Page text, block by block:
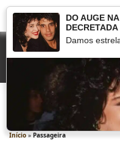
Passageira
Início » Passageira
DO AUGE
Damos